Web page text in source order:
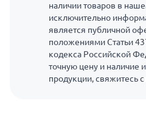
наличии товаров в
исключительно
является публичной
положениями Статьи
кодекса Российской
точную цену и наличие
продукции, свяжитесь